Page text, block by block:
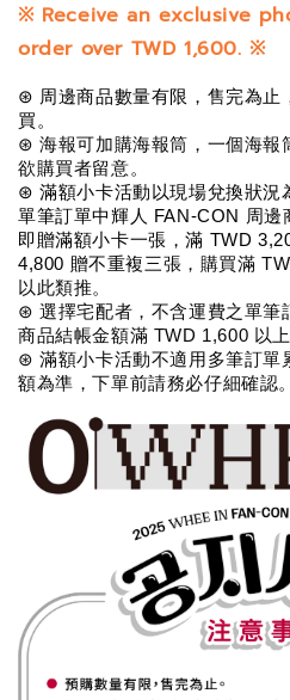
※ Receive an exclusive
order over TWD 1,600.※
⊛ 周邊商品數量有限，售完為止
買。
⊛ 海報可加購海報筒，一個海報
欲購買者留意。
⊛ 滿額小卡活動以現場兌換狀況
單筆訂單中輝人 FAN-CON 周邊
即贈滿額小卡一張，滿 TWD
4,800 贈不重複三張， 購買滿
以此類推。
⊛ 選擇宅配者，不含運費之單筆
商品結帳金額滿 TWD 1,600 以
⊛ 滿額小卡活動不適用多筆訂單
額為準，下單前請務必仔細確認。